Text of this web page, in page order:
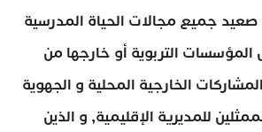
صعيد جميع مجالات الحياة المدرسية
المؤسسات التربوية أو خارجها من
الخارجية المحلية و الجهوية
للمديرية الإقليمية, و الذين